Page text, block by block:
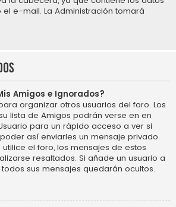
e-mail. La Administración tomará
Amigos e Ignorados?
organizar otros usuarios del foro. Los
lista de Amigos podrán verse en en
para un rápido acceso a ver si
así enviarles un mensaje privado.
el foro, los mensajes de estos
resaltados. Si añade un usuario a
sus mensajes quedarán ocultos.